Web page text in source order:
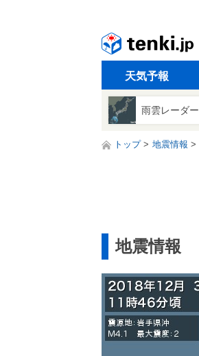
天気予報
雨雲レーダー
トップ 地震情報
地震情報